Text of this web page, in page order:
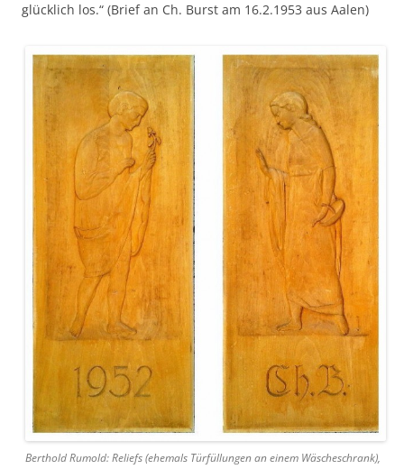
glücklich los.“ (Brief an Ch. Burst am 16.2.1953 aus Aalen)
Berthold Rumold: Reliefs (ehemals Türfüllungen an einem Wäscheschrank),